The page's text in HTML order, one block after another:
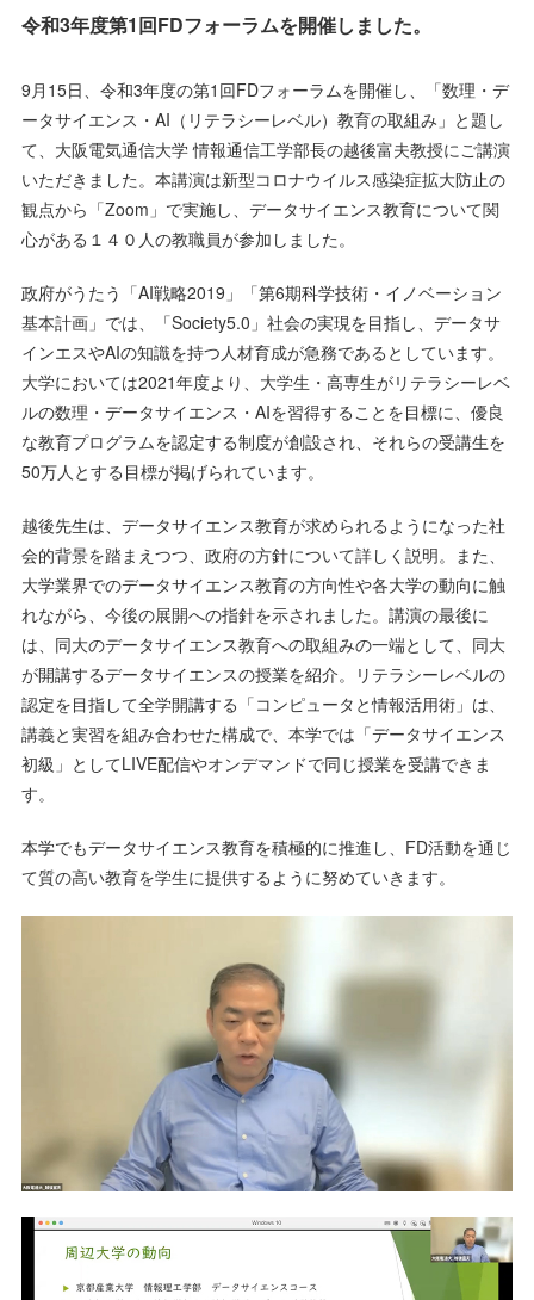
保護者の方へ 卒業生の方へ
一般の方へ 企業・採用担当者の方へ
English 資料請求 お問い合わせ
令和3年度第1回FDフォーラムを開催しました。
9月15日、令和3年度の第1回FDフォーラムを開催し、「数理・デ
ータサイエンス・AI（リテラシーレベル）教育の取組み」と題し
て、大阪電気通信大学 情報通信工学部長の越後富夫教授にご講演
いただきました。本講演は新型コロナウイルス感染症拡大防止の
観点から「Zoom」で実施し、データサイエンス教育について関
心がある１４０人の教職員が参加しました。
政府がうたう「AI戦略2019」「第6期科学技術・イノベーション
基本計画」では、「Society5.0」社会の実現を目指し、データサ
インエスやAIの知識を持つ人材育成が急務であるとしています。
大学においては2021年度より、大学生・高専生がリテラシーレベ
ルの数理・データサイエンス・AIを習得することを目標に、優良
な教育プログラムを認定する制度が創設され、それらの受講生を
50万人とする目標が掲げられています。
越後先生は、データサイエンス教育が求められるようになった社
会的背景を踏まえつつ、政府の方針について詳しく説明。また、
大学業界でのデータサイエンス教育の方向性や各大学の動向に触
れながら、今後の展開への指針を示されました。講演の最後に
は、同大のデータサイエンス教育への取組みの一端として、同大
が開講するデータサイエンスの授業を紹介。リテラシーレベルの
認定を目指して全学開講する「コンピュータと情報活用術」は、
講義と実習を組み合わせた構成で、本学では「データサイエンス
初級」としてLIVE配信やオンデマンドで同じ授業を受講できま
す。
本学でもデータサイエンス教育を積極的に推進し、FD活動を通じ
て質の高い教育を学生に提供するように努めていきます。